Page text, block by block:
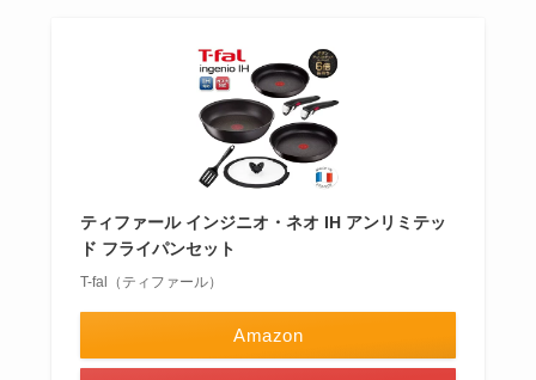
ティファール インジニオ・ネオ IH アンリミテッ
ド フライパンセット
T-fal（ティファール）
Amazon